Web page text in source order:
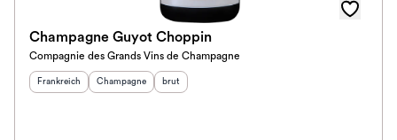
Champagne Guyot Choppin
Compagnie des Grands Vins de Champagne
Herkunftsland
Frankreich Herkunftsregion :
Champagne Geschmack
brut